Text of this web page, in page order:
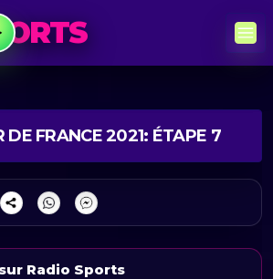
DE FRANCE 2021: ÉTAPE 7
Radio Sports